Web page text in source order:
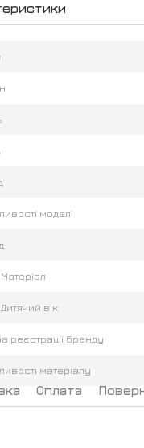
моделі
вік
реєстрації бренду
матеріалу
Оплата